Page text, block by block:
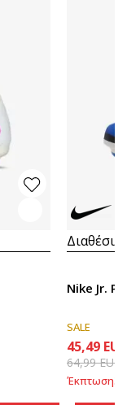
Nike Jr.
SALE
45,49 EUR
64,99EUR
Έκπτωση30